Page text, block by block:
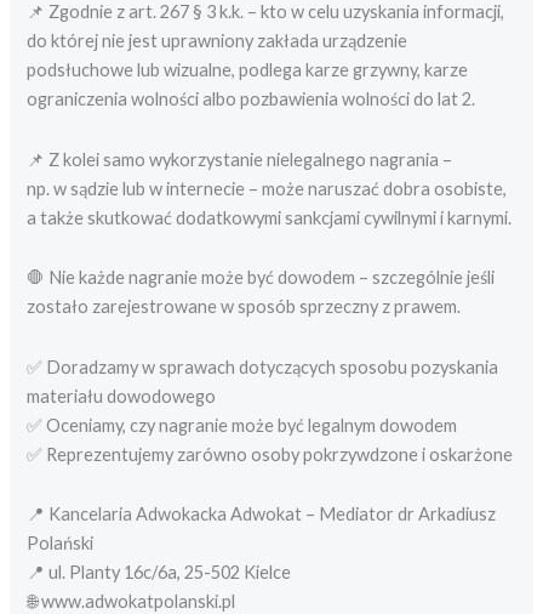
📌 Zgodnie z art. 267 § 3 k.k. – kto w celu uzyskania informacji,
do której nie jest uprawniony zakłada urządzenie
podsłuchowe lub wizualne, podlega karze grzywny, karze
ograniczenia wolności albo pozbawienia wolności do lat 2.
📌 Z kolei samo wykorzystanie nielegalnego nagrania –
np. w sądzie lub w internecie – może naruszać dobra osobiste,
a także skutkować dodatkowymi sankcjami cywilnymi i karnymi.
🛑 Nie każde nagranie może być dowodem – szczególnie jeśli
zostało zarejestrowane w sposób sprzeczny z prawem.
✅ Doradzamy w sprawach dotyczących sposobu pozyskania
materiału dowodowego
✅ Oceniamy, czy nagranie może być legalnym dowodem
✅ Reprezentujemy zarówno osoby pokrzywdzone i oskarżone
📍 Kancelaria Adwokacka Adwokat – Mediator dr Arkadiusz
Polański
📍 ul. Planty 16c/6a, 25-502 Kielce
🌐 www.adwokatpolanski.pl